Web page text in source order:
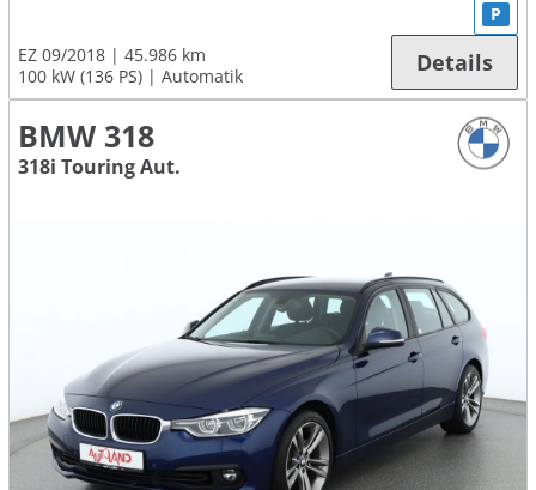
EZ 09/2018
45.986 km
100 kW (136 PS)
Automatik
P
Details
BMW 318
318i Touring Aut.